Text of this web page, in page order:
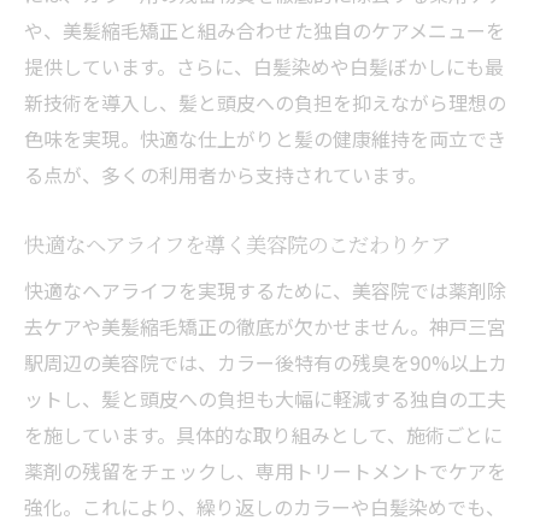
や、美髪縮毛矯正と組み合わせた独自のケアメニューを
提供しています。さらに、白髪染めや白髪ぼかしにも最
新技術を導入し、髪と頭皮への負担を抑えながら理想の
色味を実現。快適な仕上がりと髪の健康維持を両立でき
る点が、多くの利用者から支持されています。
快適なヘアライフを導く美容院のこだわりケア
快適なヘアライフを実現するために、美容院では薬剤除
去ケアや美髪縮毛矯正の徹底が欠かせません。神戸三宮
駅周辺の美容院では、カラー後特有の残臭を90%以上カ
ットし、髪と頭皮への負担も大幅に軽減する独自の工夫
を施しています。具体的な取り組みとして、施術ごとに
薬剤の残留をチェックし、専用トリートメントでケアを
強化。これにより、繰り返しのカラーや白髪染めでも、